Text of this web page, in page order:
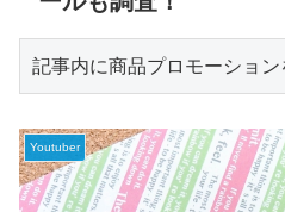
記事内に商品プロモーショ
Youtuber